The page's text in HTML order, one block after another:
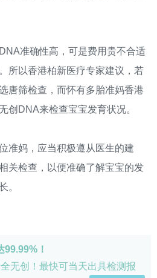
准确性高，可是费用贵不合适
所以香港柏新医疗专家建议，若
唐筛检查，而怀有多胎准妈香港
创DNA来检查宝宝发育状况。
妈，应当积极遵从医生的建
关检查，以便准确了解宝宝的发
。
！
无创！最快可当天出具检测报